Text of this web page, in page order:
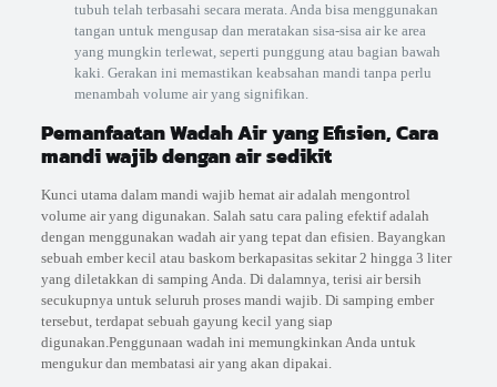
tubuh telah terbasahi secara merata. Anda bisa menggunakan
tangan untuk mengusap dan meratakan sisa-sisa air ke area
yang mungkin terlewat, seperti punggung atau bagian bawah
kaki. Gerakan ini memastikan keabsahan mandi tanpa perlu
menambah volume air yang signifikan.
Pemanfaatan Wadah Air yang Efisien, Cara
mandi wajib dengan air sedikit
Kunci utama dalam mandi wajib hemat air adalah mengontrol
volume air yang digunakan. Salah satu cara paling efektif adalah
dengan menggunakan wadah air yang tepat dan efisien. Bayangkan
sebuah ember kecil atau baskom berkapasitas sekitar 2 hingga 3 liter
yang diletakkan di samping Anda. Di dalamnya, terisi air bersih
secukupnya untuk seluruh proses mandi wajib. Di samping ember
tersebut, terdapat sebuah gayung kecil yang siap
digunakan.Penggunaan wadah ini memungkinkan Anda untuk
mengukur dan membatasi air yang akan dipakai.